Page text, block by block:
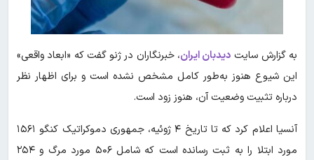
به گزارش سایت دیدبان ایران، خبرنگاران در ژنو گفت که «ابعاد واقعی»
این شیوع هنوز به‌طور کامل مشخص نشده است و برای اظهار نظر
درباره تثبیت وضعیت آن، هنوز زود است.
آنسیا اعلام کرد که تا تاریخ ۴ ژوئیه، جمهوری دموکراتیک کنگو ۱۵۶۱
مورد ابتلا را به ثبت رسانده است که شامل ۵۰۶ مورد مرگ و ۲۵۴